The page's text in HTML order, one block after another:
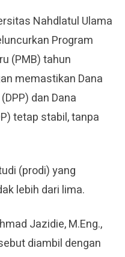
Nahdlatul Ulama
Program
(PMB) tahun
memastikan Dana
dan Dana
tetap stabil, tanpa
(prodi) yang
lebih dari lima.
Jazidie, M.Eng.,
diambil dengan